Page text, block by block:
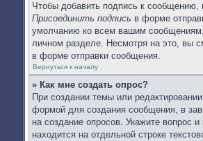
Чтобы добавить подпись к
Присоединить подпись в форме
умолчанию ко всем вашим
личном разделе. Несмотря на это, вы
в форме отправки сообщения.
Вернуться к началу
» Как мне создать опрос?
При создании темы или
формой для создания сообщения, в
на создание опросов. Укажите вопрос
находится на отдельной строке